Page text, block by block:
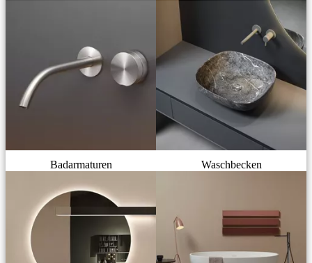
Badarmaturen Waschbecken